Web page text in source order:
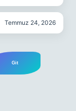
Temmuz 24, 2026